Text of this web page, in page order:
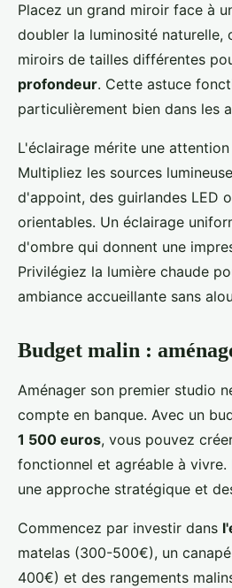
Placez un grand miroir face à
doubler la luminosité naturelle,
miroirs de tailles différentes
profondeur. Cette astuce
particulièrement bien dans les
L'éclairage mérite une
Multipliez les sources
d'appoint, des guirlandes LED
orientables. Un éclairage
d'ombre qui donnent une
Privilégiez la lumière chaude
ambiance accueillante sans
Budget malin :
Aménager son premier studio
compte en banque. Avec un
1 500 euros, vous pouvez
fonctionnel et agréable à vivre.
une approche stratégique et
Commencez par investir dans
matelas (300-500€), un
400€) et des rangements